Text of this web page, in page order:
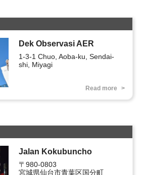
Dek Observasi AER
1-3-1 Chuo, Aoba-ku, Sendai-
Read more
Jalan Kokubuncho
〒980-0803
宮城県仙台市青葉区国分町